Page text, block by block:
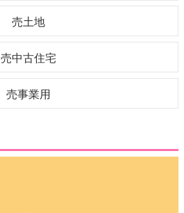
売土地
売中古住宅
売事業用